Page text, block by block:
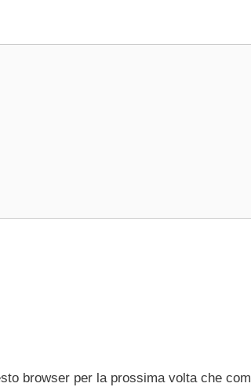
browser per la prossima volta che